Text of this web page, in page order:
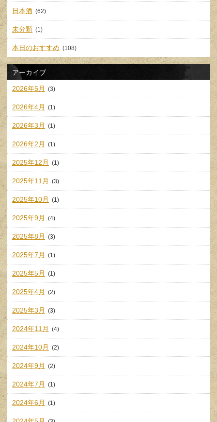
日本酒 (62)
未分類 (1)
本日のおすすめ (108)
アーカイブ
2026年5月 (3)
2026年4月 (1)
2026年3月 (1)
2026年2月 (1)
2025年12月 (1)
2025年11月 (3)
2025年10月 (1)
2025年9月 (4)
2025年8月 (3)
2025年7月 (1)
2025年5月 (1)
2025年4月 (2)
2025年3月 (3)
2024年11月 (4)
2024年10月 (2)
2024年9月 (2)
2024年7月 (1)
2024年6月 (1)